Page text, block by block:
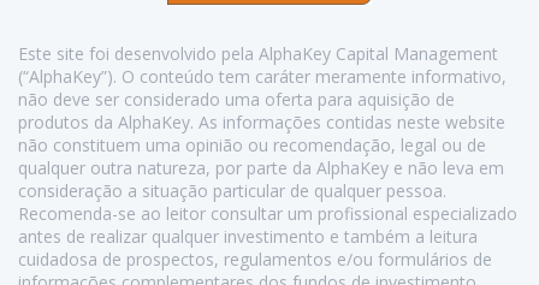
Este site foi desenvolvido pela AlphaKey Capital Management
(“AlphaKey”). O conteúdo tem caráter meramente informativo,
não deve ser considerado uma oferta para aquisição de
produtos da AlphaKey. As informações contidas neste website
não constituem uma opinião ou recomendação, legal ou de
qualquer outra natureza, por parte da AlphaKey e não leva em
consideração a situação particular de qualquer pessoa.
Recomenda-se ao leitor consultar um profissional especializado
antes de realizar qualquer investimento e também a leitura
cuidadosa de prospectos, regulamentos e/ou formulários de